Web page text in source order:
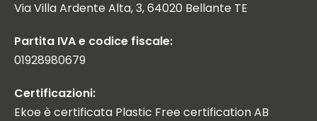
Via Villa Ardente Alta, 3, 64020 Bellante TE
Partita IVA e codice fiscale:
01928980679
Certificazioni:
Ekoe è certificata Plastic Free certification AB